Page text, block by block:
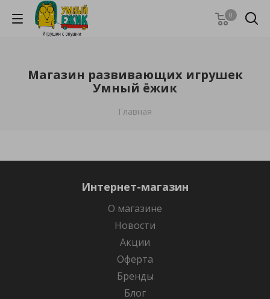
0
Магазин развивающих игрушек
Умный ёжик
Главная
Интернет-магазин
О магазине
Новости
Акции
Оферта
Бренды
Блог